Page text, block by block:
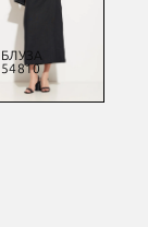
БЛУЗА
54810